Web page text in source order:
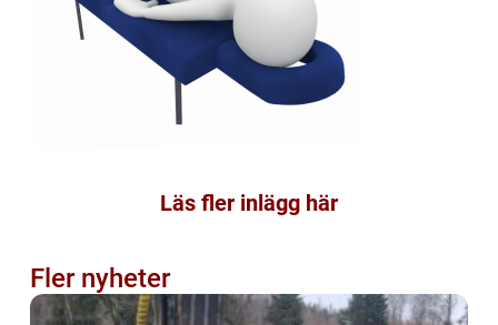
Läs fler inlägg här
Fler nyheter